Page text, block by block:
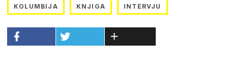
KOLUMBIJA KNJIGA INTERVJU